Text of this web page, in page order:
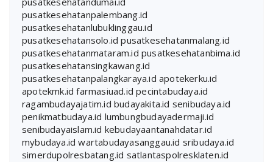
pusatkesehatanpalembang.id
pusatkesehatanlubuklinggau.id
pusatkesehatansolo.id pusatkesehatanmalang.id
pusatkesehatanmataram.id pusatkesehatanbima.id
pusatkesehatansingkawang.id
pusatkesehatanpalangkaraya.id apotekerku.id
apotekmk.id farmasiuad.id pecintabudaya.id
ragambudayajatim.id budayakita.id senibudaya.id
penikmatbudaya.id lumbungbudayadermaji.id
senibudayaislam.id kebudayaantanahdatar.id
mybudaya.id wartabudayasanggau.id sribudaya.id
simerdupolresbatang.id satlantaspolresklaten.id